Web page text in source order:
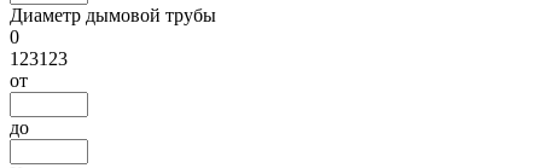
Диаметр дымовой трубы
0
123123
от
до